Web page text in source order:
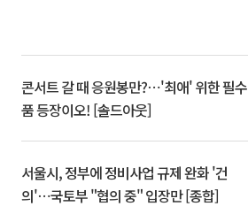
콘서트 갈 때 응원봉만?⋯'최애' 위한 필수
품 등장이오! [솔드아웃]
서울시, 정부에 정비사업 규제 완화 '건
의'⋯국토부 "협의 중" 입장만 [종합]